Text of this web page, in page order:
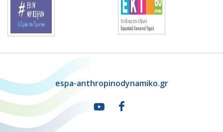
espa-anthropinodynamiko.gr